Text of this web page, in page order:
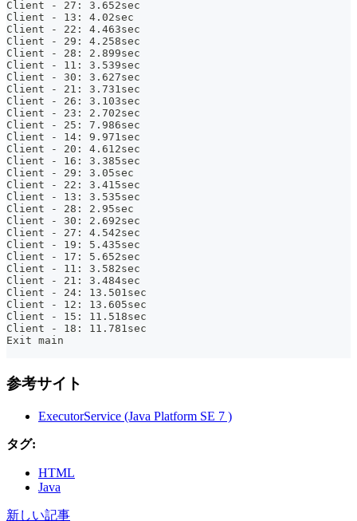
Client - 27: 3.652sec
Client - 13: 4.02sec
Client - 22: 4.463sec
Client - 29: 4.258sec
Client - 28: 2.899sec
Client - 11: 3.539sec
Client - 30: 3.627sec
Client - 21: 3.731sec
Client - 26: 3.103sec
Client - 23: 2.702sec
Client - 25: 7.986sec
Client - 14: 9.971sec
Client - 20: 4.612sec
Client - 16: 3.385sec
Client - 29: 3.05sec
Client - 22: 3.415sec
Client - 13: 3.535sec
Client - 28: 2.95sec
Client - 30: 2.692sec
Client - 27: 4.542sec
Client - 19: 5.435sec
Client - 17: 5.652sec
Client - 11: 3.582sec
Client - 21: 3.484sec
Client - 24: 13.501sec
Client - 12: 13.605sec
Client - 15: 11.518sec
Client - 18: 11.781sec
Exit main
参考サイト
ExecutorService (Java Platform SE 7 )
タグ:
HTML
Java
新しい記事